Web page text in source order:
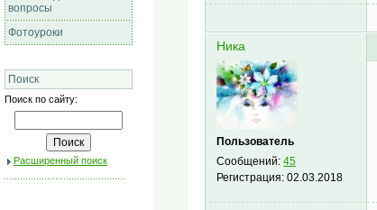
вопросы
Фотоуроки
Поиск
Поиск по сайту:
Расширенный поиск
Hика
Пользователь
Сообщений:45
Регистрация:02.03.2018